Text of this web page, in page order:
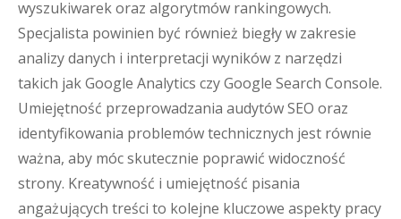
wyszukiwarek oraz algorytmów rankingowych.
Specjalista powinien być również biegły w zakresie
analizy danych i interpretacji wyników z narzędzi
takich jak Google Analytics czy Google Search Console.
Umiejętność przeprowadzania audytów SEO oraz
identyfikowania problemów technicznych jest równie
ważna, aby móc skutecznie poprawić widoczność
strony. Kreatywność i umiejętność pisania
angażujących treści to kolejne kluczowe aspekty pracy